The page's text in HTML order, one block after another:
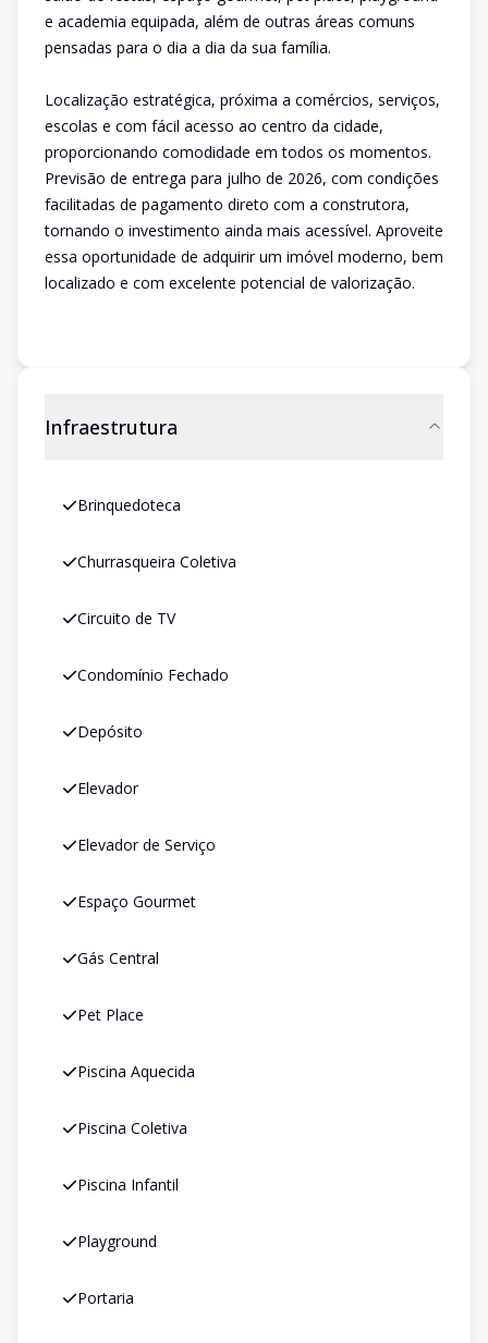
e academia equipada, além de outras áreas comuns
pensadas para o dia a dia da sua família.
Localização estratégica, próxima a comércios, serviços,
escolas e com fácil acesso ao centro da cidade,
proporcionando comodidade em todos os momentos.
Previsão de entrega para julho de 2026, com condições
facilitadas de pagamento direto com a construtora,
tornando o investimento ainda mais acessível. Aproveite
essa oportunidade de adquirir um imóvel moderno, bem
localizado e com excelente potencial de valorização.
Infraestrutura
Brinquedoteca
Churrasqueira Coletiva
Circuito de TV
Condomínio Fechado
Depósito
Elevador
Elevador de Serviço
Espaço Gourmet
Gás Central
Pet Place
Piscina Aquecida
Piscina Coletiva
Piscina Infantil
Playground
Portaria